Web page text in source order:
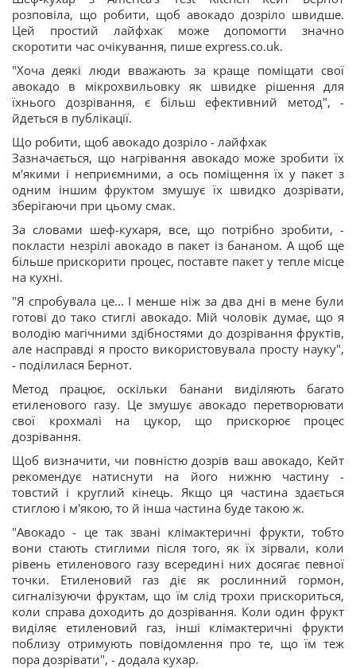
розповіла, що робити, щоб авокадо дозріло швидше.
Цей простий лайфхак може допомогти значно
скоротити час очікування, пише express.co.uk.
"Хоча деякі люди вважають за краще поміщати свої
авокадо в мікрохвильовку як швидке рішення для
їхнього дозрівання, є більш ефективний метод", -
йдеться в публікації.
Що робити, щоб авокадо дозріло - лайфхак
Зазначається, що нагрівання авокадо може зробити їх
м'якими і неприємними, а ось поміщення їх у пакет з
одним іншим фруктом змушує їх швидко дозрівати,
зберігаючи при цьому смак.
За словами шеф-кухаря, все, що потрібно зробити, -
покласти незрілі авокадо в пакет із бананом. А щоб ще
більше прискорити процес, поставте пакет у тепле місце
на кухні.
"Я спробувала це... І менше ніж за два дні в мене були
готові до тако стиглі авокадо. Мій чоловік думає, що я
володію магічними здібностями до дозрівання фруктів,
але насправді я просто використовувала просту науку",
- поділилася Бернот.
Метод працює, оскільки банани виділяють багато
етиленового газу. Це змушує авокадо перетворювати
свої крохмалі на цукор, що прискорює процес
дозрівання.
Щоб визначити, чи повністю дозрів ваш авокадо, Кейт
рекомендує натиснути на його нижню частину -
товстий і круглий кінець. Якщо ця частина здається
стиглою і м'якою, то й інша частина буде такою ж.
"Авокадо - це так звані клімактеричні фрукти, тобто
вони стають стиглими після того, як їх зірвали, коли
рівень етиленового газу всередині них досягає певної
точки. Етиленовий газ діє як рослинний гормон,
сигналізуючи фруктам, що їм слід трохи прискориться,
коли справа доходить до дозрівання. Коли один фрукт
виділяє етиленовий газ, інші клімактеричні фрукти
поблизу отримують повідомлення про те, що їм теж
пора дозрівати", - додала кухар.